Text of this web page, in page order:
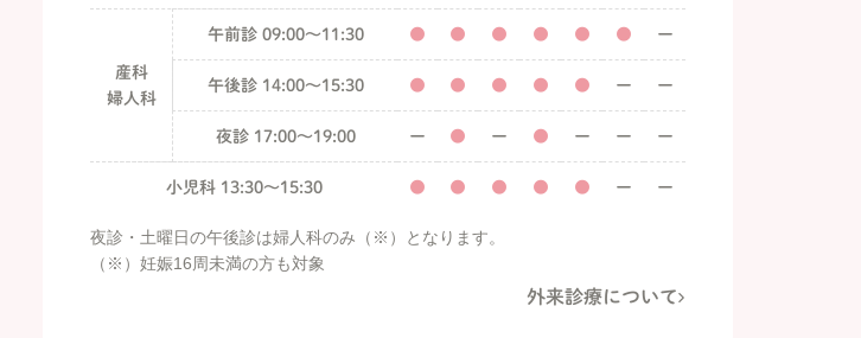
産科
婦人科
午前診 09:00〜11:30 ● ● ● ● ● ● ー
午後診 14:00〜15:30 ● ● ● ● ● ー ー
夜診 17:00〜19:00 ー ● ー ● ー ー ー
小児科 13:30〜15:30 ● ● ● ● ● ー ー
夜診・土曜日の午後診は婦人科のみ（※）となります。
（※）妊娠16周未満の方も対象
外来診療について